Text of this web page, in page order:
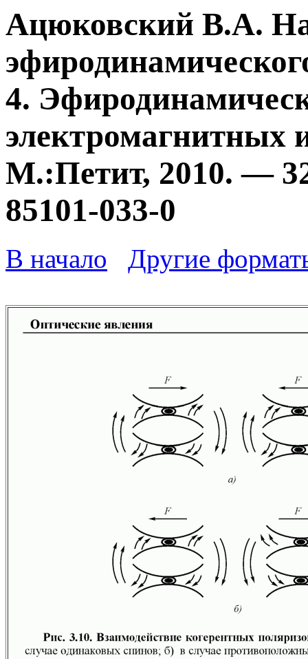
Ацюковский В.А.
4.
электромагнитных
М.:Петит, 2010. —
85101-033-0
В начало Другие